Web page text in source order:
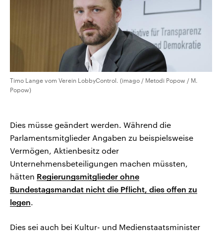
Timo Lange vom Verein LobbyControl. (imago / Metodi Popow / M.
Popow)
Dies müsse geändert werden. Während die
Parlamentsmitglieder Angaben zu beispielsweise
Vermögen, Aktienbesitz oder
Unternehmensbeteiligungen machen müssten,
hätten Regierungsmitglieder ohne
Bundestagsmandat nicht die Pflicht, dies offen zu
legen.
Dies sei auch bei Kultur- und Medienstaatsminister